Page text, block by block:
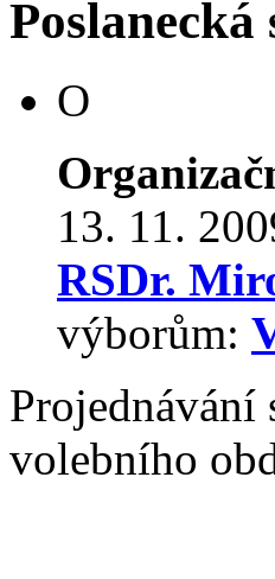
Poslanecká
O
13. 11.
RSDr.
výborům:
volebního